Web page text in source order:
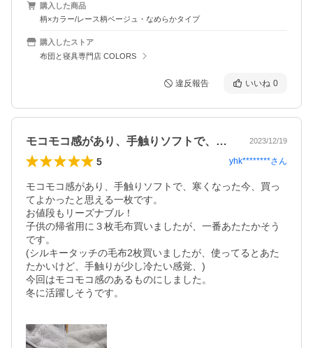
購入した商品
柄×カラー/レース柄ベージュ・なめらかタイプ
購入したストア
布団と寝具専門店 COLORS
違反報告 いいね 0
モコモコ感があり、手触りソフトで、寒く… 2023/12/19
5 yhk********さん
モコモコ感があり、手触りソフトで、寒くなった今、買っ
てよかったと思える一枚です。
お値段もリーズナブル！
子供の帰省用に３枚毛布買いましたが、一番あたたかそう
です。
(シルキータッチの毛布2枚買いましたが、使ってるとあた
たかいけど、手触りが少し冷たい感覚、)
今回はモコモコ感のあるものにしました。
冬に活躍しそうです。